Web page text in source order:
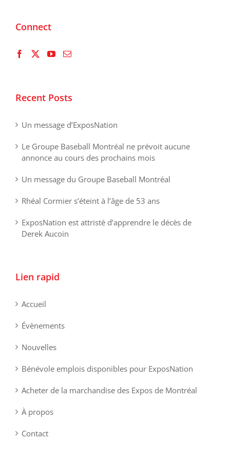
Connect
Recent Posts
Un message d’ExposNation
Le Groupe Baseball Montréal ne prévoit aucune
annonce au cours des prochains mois
Un message du Groupe Baseball Montréal
Rhéal Cormier s’éteint à l’âge de 53 ans
ExposNation est attristé d’apprendre le décès de
Derek Aucoin
Lien rapid
Accueil
Évènements
Nouvelles
Bénévole emplois disponibles pour ExposNation
Acheter de la marchandise des Expos de Montréal
À propos
Contact